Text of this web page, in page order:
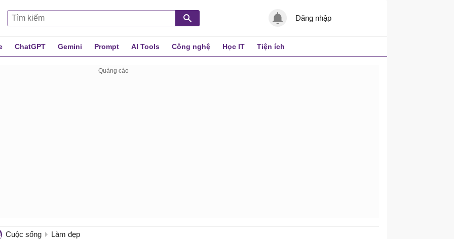
Đăng nhập
ChatGPT Gemini Prompt AI Tools Công nghệ Học IT Tiện ích
Cuộc sống Làm đẹp